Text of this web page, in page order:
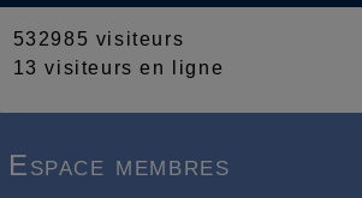
532985 visiteurs
13 visiteurs en ligne
Espace membres